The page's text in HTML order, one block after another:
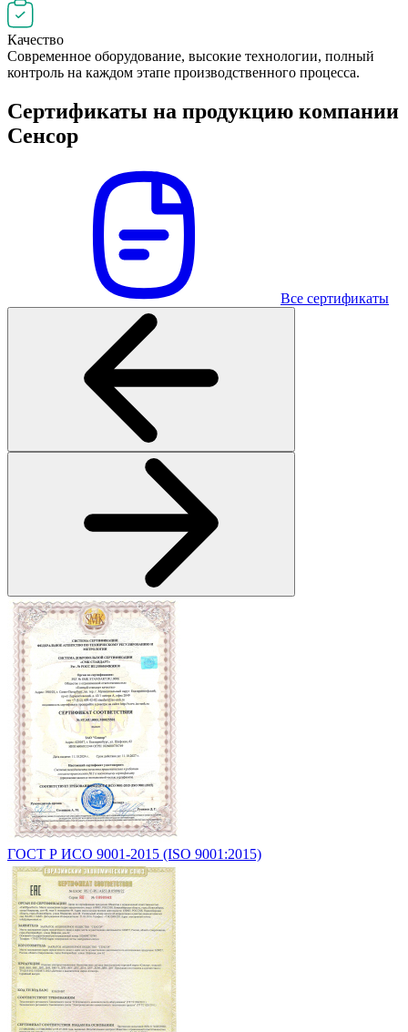
Качество
Современное оборудование, высокие технологии, полный
контроль на каждом этапе производственного процесса.
Сертификаты на продукцию компании
Сенсор
Все сертификаты
ГОСТ Р ИСО 9001-2015 (ISO 9001:2015)